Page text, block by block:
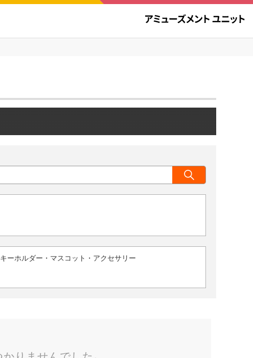
キーホルダー・マスコット・アクセサリー